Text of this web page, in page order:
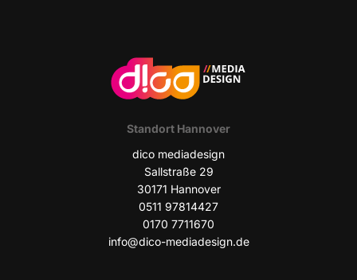
Stand­ort Hannover
dico media­de­sign
Sall­stra­ße 29
30171 Han­no­ver
0511 97814427
0170 7711670
info@dico-mediadesign.de